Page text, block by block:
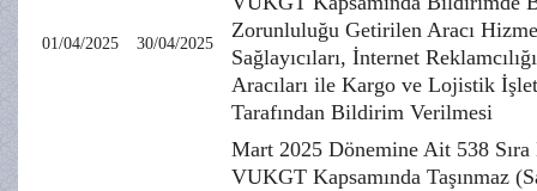
01/04/2025 30/04/2025
Zorunluluğu Getirilen Aracı
Sağlayıcıları, İnternet
Aracıları ile Kargo ve Lojistik
Tarafından Bildirim Verilmesi
Mart 2025 Dönemine Ait 538
VUKGT Kapsamında Taşınmaz